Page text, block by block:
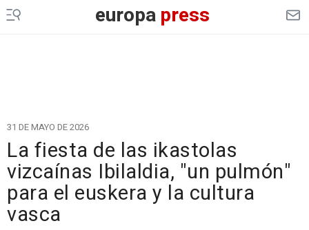
europapress
31 DE MAYO DE 2026
La fiesta de las ikastolas
vizcaínas Ibilaldia, "un pulmón"
para el euskera y la cultura
vasca